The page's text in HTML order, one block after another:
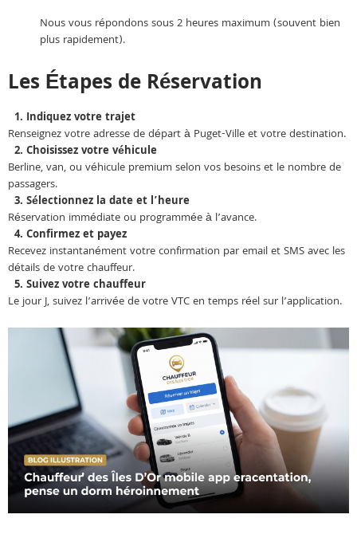
Nous vous répondons sous 2 heures maximum (souvent bien
plus rapidement).
Les Étapes de Réservation
1. Indiquez votre trajet
Renseignez votre adresse de départ à Puget-Ville et votre destination.
2. Choisissez votre véhicule
Berline, van, ou véhicule premium selon vos besoins et le nombre de
passagers.
3. Sélectionnez la date et l’heure
Réservation immédiate ou programmée à l’avance.
4. Confirmez et payez
Recevez instantanément votre confirmation par email et SMS avec les
détails de votre chauffeur.
5. Suivez votre chauffeur
Le jour J, suivez l’arrivée de votre VTC en temps réel sur l’application.